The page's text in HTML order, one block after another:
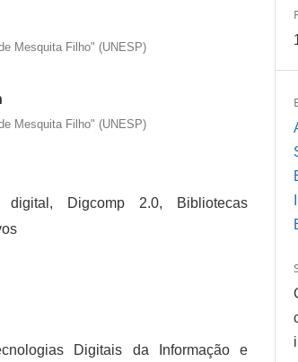
Mesquita Filho" (UNESP)
Mesquita Filho" (UNESP)
digital, Digcomp 2.0, Bibliotecas
Digitais da Informação e